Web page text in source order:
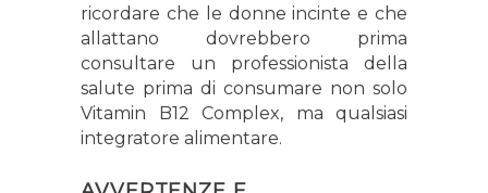
ricordare che le donne incinte e che
allattano dovrebbero prima
consultare un professionista della
salute prima di consumare non solo
Vitamin B12 Complex, ma qualsiasi
integratore alimentare.